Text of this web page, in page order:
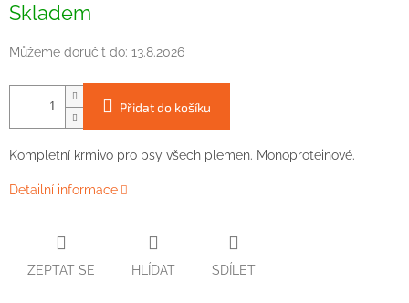
Skladem
Můžeme doručit do: 13.8.2026
Přidat do košíku
Kompletní krmivo pro psy všech plemen. Monoproteinové.
Detailní informace
ZEPTAT SE HLÍDAT SDÍLET